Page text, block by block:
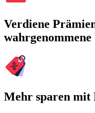
Verdiene
Mehr sparen